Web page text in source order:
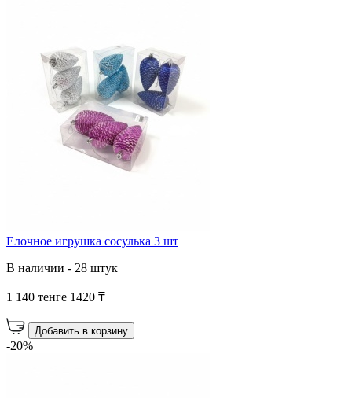
Елочное игрушка сосулька 3 шт
В наличии - 28 штук
1 140 тенге 1420 ₸
Добавить в корзину
-20%